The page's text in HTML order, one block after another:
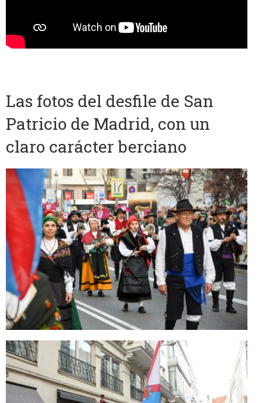
Las fotos del desfile de San
Patricio de Madrid, con un
claro carácter berciano